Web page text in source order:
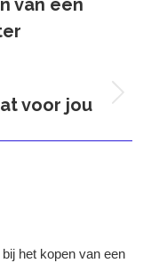
van een
voor jou
het kopen van een